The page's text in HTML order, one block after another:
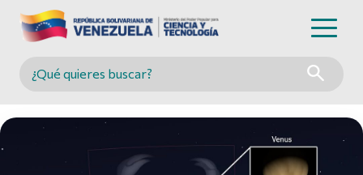
Buscar en MINCYT